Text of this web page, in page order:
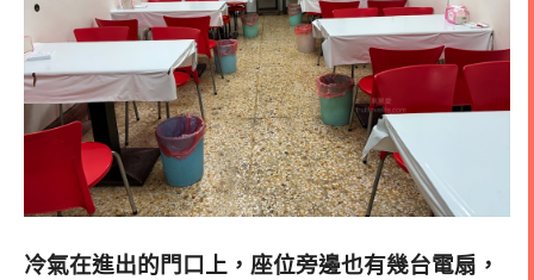
冷氣在進出的門口上，座位旁邊也有幾台電扇，